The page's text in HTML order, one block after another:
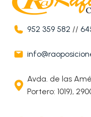
952 359 582 //
Avda. de las
Portero: 1019),